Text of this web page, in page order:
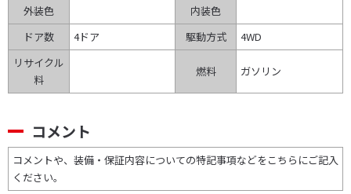
外装色
内装色
ドア数
4ドア 駆動方式
4WD
リサイクル
料
燃料 ガソリン
コメント
コメントや、装備・保証内容についての特記事項などをこちらにご記入
ください。